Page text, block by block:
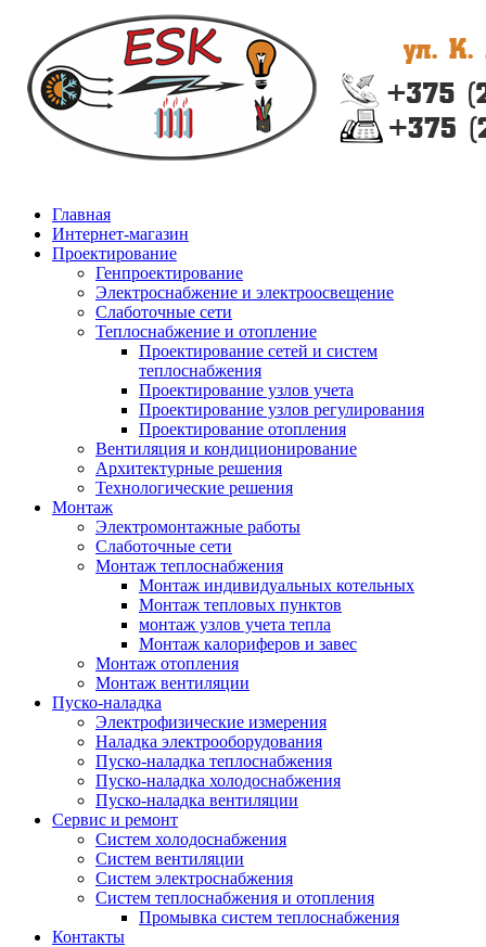
Главная
Интернет-магазин
Проектирование
Генпроектирование
Электроснабжение и электроосвещение
Слаботочные сети
Теплоснабжение и отопление
Проектирование сетей и систем
теплоснабжения
Проектирование узлов учета
Проектирование узлов регулирования
Проектирование отопления
Вентиляция и кондиционирование
Архитектурные решения
Технологические решения
Монтаж
Электромонтажные работы
Слаботочные сети
Монтаж теплоснабжения
Монтаж индивидуальных котельных
Монтаж тепловых пунктов
монтаж узлов учета тепла
Монтаж калориферов и завес
Монтаж отопления
Монтаж вентиляции
Пуско-наладка
Электрофизические измерения
Наладка электрооборудования
Пуско-наладка теплоснабжения
Пуско-наладка холодоснабжения
Пуско-наладка вентиляции
Сервис и ремонт
Систем холодоснабжения
Систем вентиляции
Систем электроснабжения
Систем теплоснабжения и отопления
Промывка систем теплоснабжения
Контакты